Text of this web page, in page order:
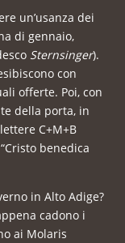
un’usanza dei
di gennaio,
Sternsinger).
con
offerte. Poi, con
della porta, in
C+M+B
benedica
in Alto Adige?
cadono i
ai Molaris